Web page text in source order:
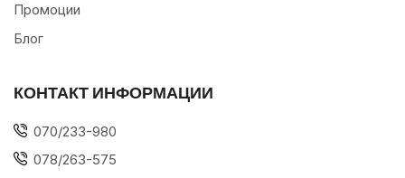
Промоции
Блог
КОНТАКТ ИНФОРМАЦИИ
070/233-980
078/263-575